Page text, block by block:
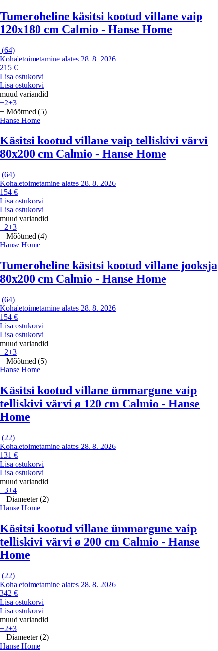
Tumeroheline käsitsi kootud villane vaip
120x180 cm Calmio - Hanse Home
(64)
Kohaletoimetamine alates 28. 8. 2026
215 €
Lisa ostukorvi
Lisa ostukorvi
muud variandid
+2+3
+ Mõõtmed (5)
Hanse Home
Käsitsi kootud villane vaip telliskivi värvi
80x200 cm Calmio - Hanse Home
(64)
Kohaletoimetamine alates 28. 8. 2026
154 €
Lisa ostukorvi
Lisa ostukorvi
muud variandid
+2+3
+ Mõõtmed (4)
Hanse Home
Tumeroheline käsitsi kootud villane jooksja
80x200 cm Calmio - Hanse Home
(64)
Kohaletoimetamine alates 28. 8. 2026
154 €
Lisa ostukorvi
Lisa ostukorvi
muud variandid
+2+3
+ Mõõtmed (5)
Hanse Home
Käsitsi kootud villane ümmargune vaip
telliskivi värvi ø 120 cm Calmio - Hanse
Home
(22)
Kohaletoimetamine alates 28. 8. 2026
131 €
Lisa ostukorvi
Lisa ostukorvi
muud variandid
+3+4
+ Diameeter (2)
Hanse Home
Käsitsi kootud villane ümmargune vaip
telliskivi värvi ø 200 cm Calmio - Hanse
Home
(22)
Kohaletoimetamine alates 28. 8. 2026
342 €
Lisa ostukorvi
Lisa ostukorvi
muud variandid
+2+3
+ Diameeter (2)
Hanse Home